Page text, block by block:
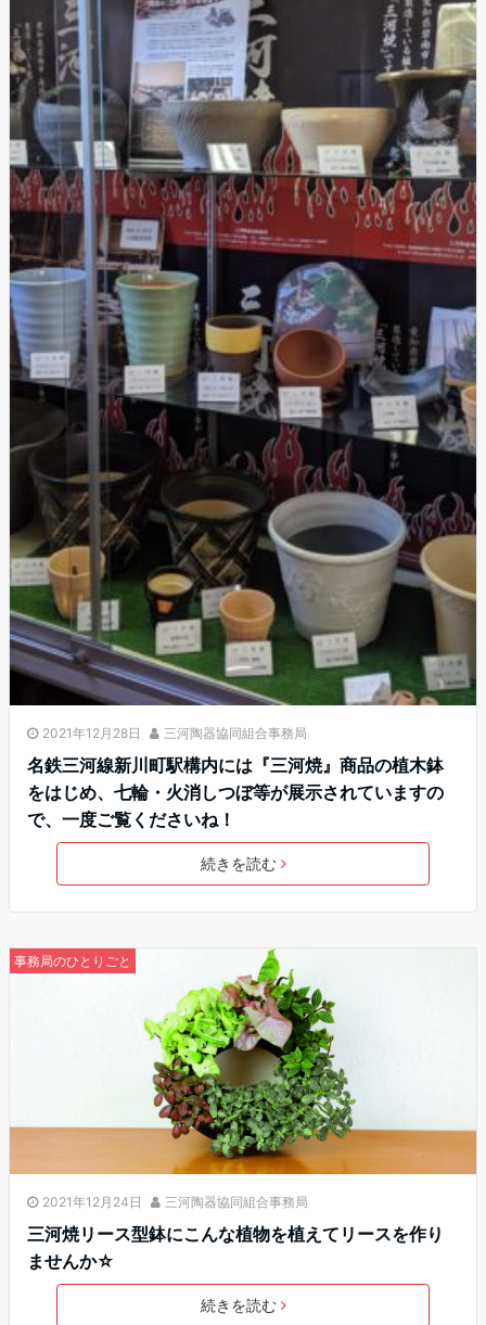
2021年12月28日 三河陶器協同組合事務局
名鉄三河線新川町駅構内には『三河焼』商品の植木鉢
をはじめ、七輪・火消しつぼ等が展示されていますの
で、一度ご覧くださいね！
続きを読む
事務局のひとりごと
2021年12月24日 三河陶器協同組合事務局
三河焼リース型鉢にこんな植物を植えてリースを作り
ませんか☆
続きを読む